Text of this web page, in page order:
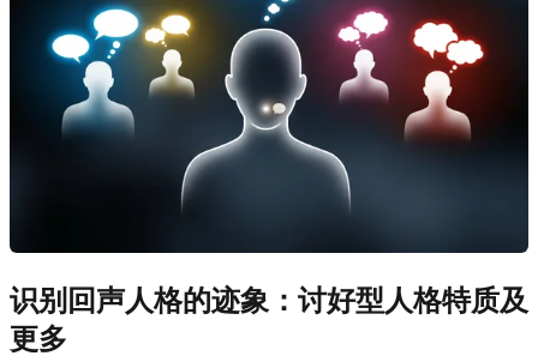
识别回声人格的迹象：讨好型人格特质及
更多